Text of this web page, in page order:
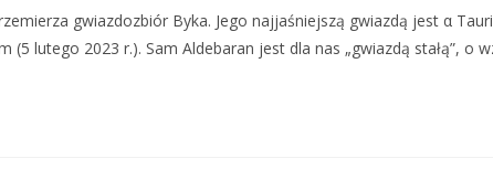
gwiazdozbiór Byka. Jego najjaśniejszą gwiazdą jest α
(5 lutego 2023 r.). Sam Aldebaran jest dla nas „gwiazdą stałą”, o